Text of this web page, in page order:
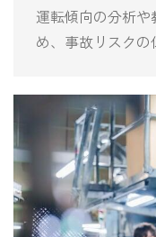
運転傾向の分析
め、事故リスクの